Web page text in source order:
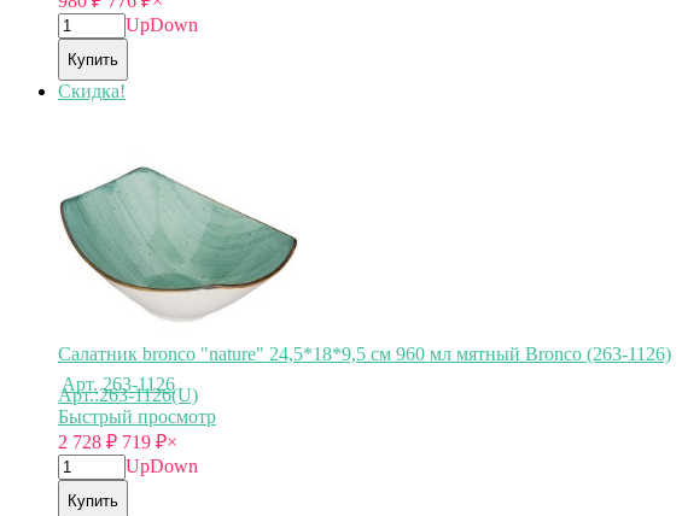
263-1083
UpDown
Купить
Скидка!
Салатник bronco "nature" 24,5*18*9,5 см 960 мл мятный Bronco (263-1126)
Арт.:263-1126(U)
Быстрый просмотр
2 728 ₽ 719 ₽×
UpDown
Купить